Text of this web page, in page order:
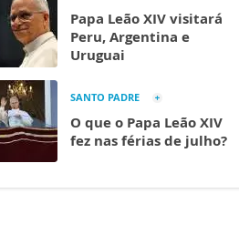
Papa Leão XIV visitará
Peru, Argentina e
Uruguai
SANTO PADRE
O que o Papa Leão XIV
fez nas férias de julho?